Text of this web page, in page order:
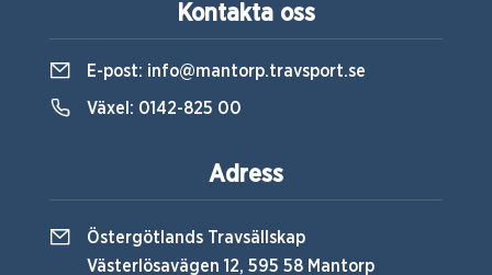
Kontakta oss
E-post: info@mantorp.travsport.se
Växel: 0142-825 00
Adress
Östergötlands Travsällskap
Västerlösavägen 12, 595 58 Mantorp